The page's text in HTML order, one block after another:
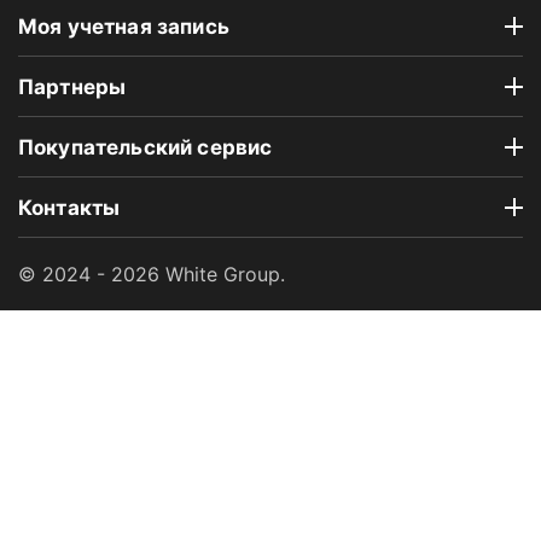
Моя учетная запись
Партнеры
Покупательский сервис
Контакты
© 2024 - 2026 White Group.